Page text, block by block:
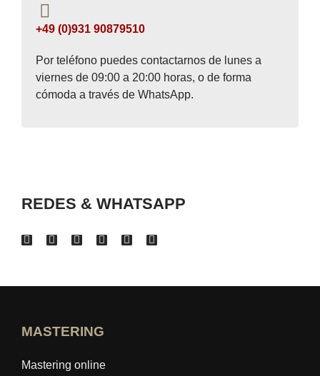
+49 (0)931 90879510
Por teléfono puedes contactarnos de lunes a
viernes de 09:00 a 20:00 horas, o de forma
cómoda a través de WhatsApp.
REDES & WHATSAPP
MASTERING
Mastering online